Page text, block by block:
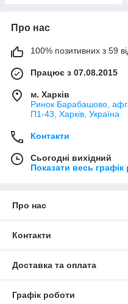
Про нас
100% позитивних з 59
Працює з 07.08.2015
м. Харків
Ринок Барабашово,
П1-43, Харків, Україна
Контакти
Сьогодні вихідний
Показати весь графік
Про нас
Контакти
Доставка та оплата
Графік роботи